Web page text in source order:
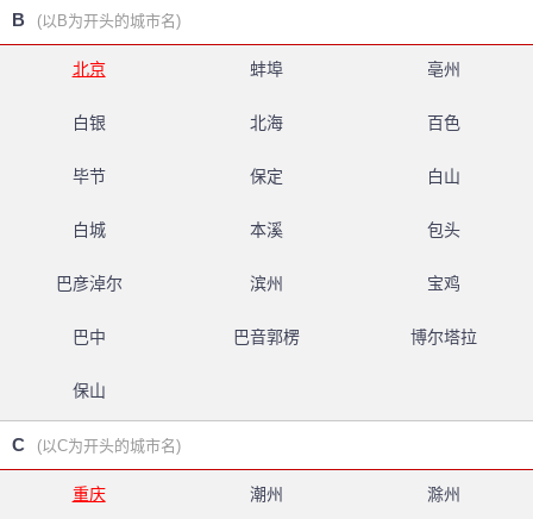
B (以B为开头的城市名)
北京 蚌埠 亳州
白银 北海 百色
毕节 保定 白山
白城 本溪 包头
巴彦淖尔 滨州 宝鸡
巴中 巴音郭楞 博尔塔拉
保山
C (以C为开头的城市名)
重庆 潮州 滁州